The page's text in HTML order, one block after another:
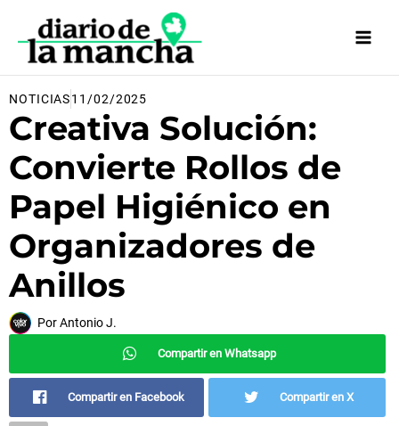
contenido
NOTICIAS11/02/2025
Creativa Solución:
Convierte Rollos de
Papel Higiénico en
Organizadores de
Anillos
PorAntonio J.
Compartir en Whatsapp
Compartir en Facebook Compartir en X